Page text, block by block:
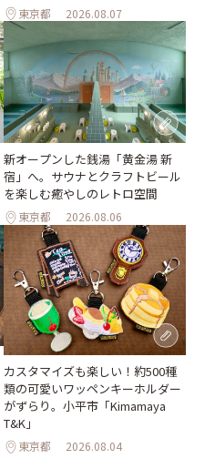
東京都 2026.08.07
新オープンした銭湯「黄金湯 新
宿」へ。サウナとクラフトビール
を楽しむ癒やしのレトロ空間
東京都 2026.08.06
カスタマイズも楽しい！約500種
類の可愛いワッペンキーホルダー
がずらり。小平市「Kimamaya
T&K」
東京都 2026.08.04